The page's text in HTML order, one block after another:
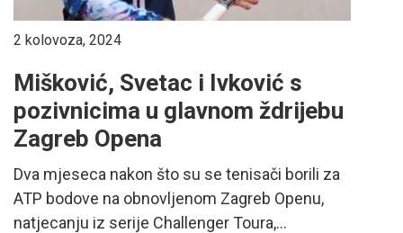
2 kolovoza, 2024
Mišković, Svetac i Ivković s
pozivnicima u glavnom ždrijebu
Zagreb Opena
Dva mjeseca nakon što su se tenisači borili za
ATP bodove na obnovljenom Zagreb Openu,
natjecanju iz serije Challenger Toura,...